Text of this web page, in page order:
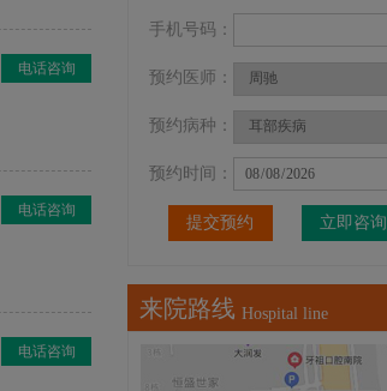
电话咨询
电话咨询
电话咨询
手机号码：
预约医师：
预约病种：
预约时间：
立即咨询
来院路线 Hospital line